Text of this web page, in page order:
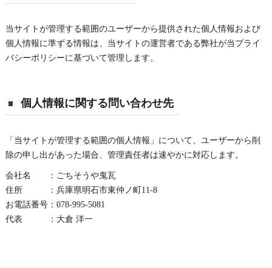
当サイトが管理する範囲のユーザーから提供された個人情報および
個人情報に準ずる情報は、当サイトの運営者である弊社が当プライ
バシーポリシーに基づいて管理します。
個人情報に関する問い合わせ先
「当サイトが管理する範囲の個人情報」について、ユーザーから削
除の申し出があった場合、管理責任者は速やかに対応します。
会社名 ：ごちそうや鬼瓦
住所 ：兵庫県明石市東仲ノ町11-8
お電話番号：078-995-5081
代表 ：大倉 洋一